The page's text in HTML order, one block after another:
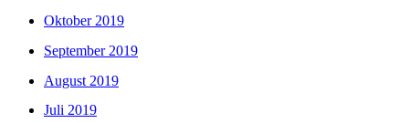
Oktober 2019
September 2019
August 2019
Juli 2019